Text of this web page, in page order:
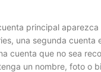
principal aparezca
una segunda cuenta
cuenta que no sea
un nombre, foto o